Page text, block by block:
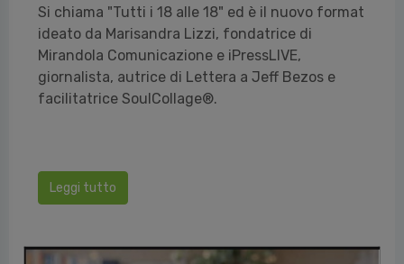
Si chiama "Tutti i 18 alle 18" ed è il nuovo format
ideato da Marisandra Lizzi, fondatrice di
Mirandola Comunicazione e iPressLIVE,
giornalista, autrice di Lettera a Jeff Bezos e
facilitatrice SoulCollage®️.
Leggi tutto